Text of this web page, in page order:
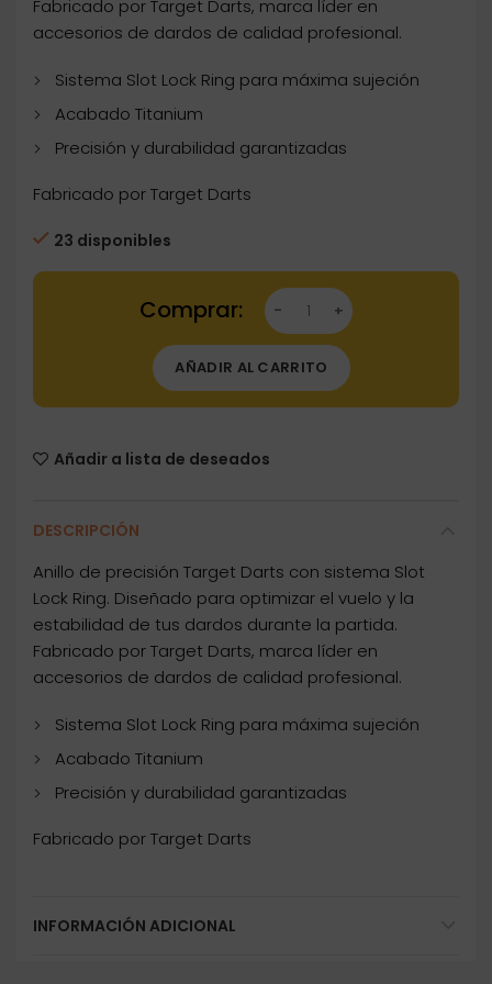
Fabricado por Target Darts, marca líder en
accesorios de dardos de calidad profesional.
Sistema Slot Lock Ring para máxima sujeción
Acabado Titanium
Precisión y durabilidad garantizadas
Fabricado por Target Darts
23 disponibles
Dartstore Anillos Clips Target Darts Titanium
AÑADIR AL CARRITO
Añadir a lista de deseados
DESCRIPCIÓN
Anillo de precisión Target Darts con sistema Slot
Lock Ring. Diseñado para optimizar el vuelo y la
estabilidad de tus dardos durante la partida.
Fabricado por Target Darts, marca líder en
accesorios de dardos de calidad profesional.
Sistema Slot Lock Ring para máxima sujeción
Acabado Titanium
Precisión y durabilidad garantizadas
Fabricado por Target Darts
INFORMACIÓN ADICIONAL